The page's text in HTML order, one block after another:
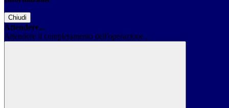
Chiudi
Attendere...
Attendere il completamento dell'operazione...